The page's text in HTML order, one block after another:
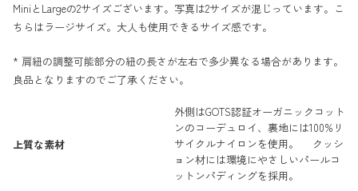
MiniとLargeの2サイズございます。写真は2サイズが混じっています。こ
ちらはラージサイズ。大人も使用できるサイズ感です。
* 肩紐の調整可能部分の紐の長さが左右で多少異なる場合があります。
良品となりますのでご了承ください。
上質な素材
外側はGOTS認証オーガニックコット
ンのコーデュロイ、裏地には100%リ
サイクルナイロンを使用。 クッシ
ョン材には環境にやさしいパールコ
ットンパディングを採用。